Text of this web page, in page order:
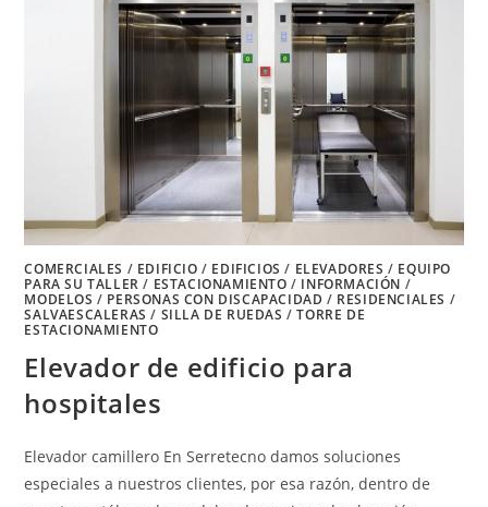
COMERCIALES / EDIFICIO / EDIFICIOS / ELEVADORES / EQUIPO
PARA SU TALLER / ESTACIONAMIENTO / INFORMACIÓN /
MODELOS / PERSONAS CON DISCAPACIDAD / RESIDENCIALES /
SALVAESCALERAS / SILLA DE RUEDAS /TORRE DE
ESTACIONAMIENTO
Elevador de edificio para
hospitales
Elevador camillero En Serretecno damos soluciones
especiales a nuestros clientes, por esa razón, dentro de